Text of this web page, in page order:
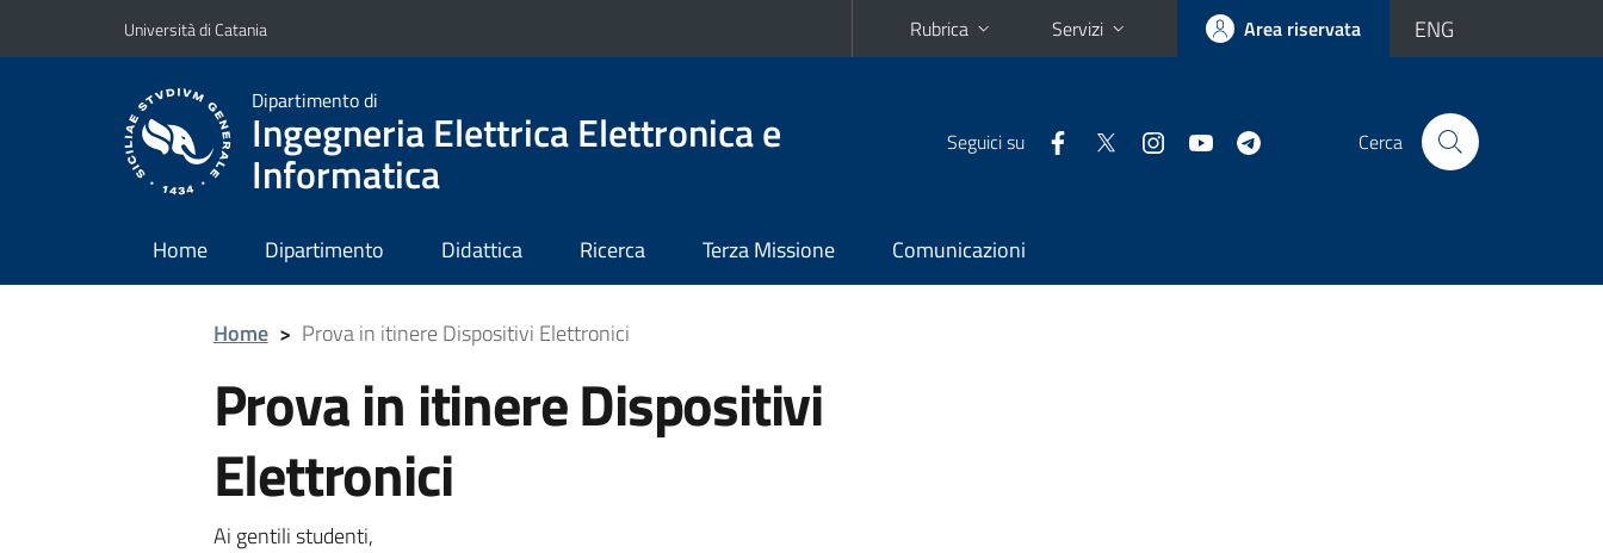
Vai al contenuto principale
Vai al menu di navigazione
Università di Catania Rubrica Servizi Area riservata ENG
Dipartimento di
Ingegneria Elettrica Elettronica e
Informatica
Seguici su Cerca
Home Dipartimento Didattica Ricerca Terza Missione Comunicazioni
Home > Prova in itinere Dispositivi Elettronici
Prova in itinere Dispositivi
Elettronici
Ai gentili studenti,